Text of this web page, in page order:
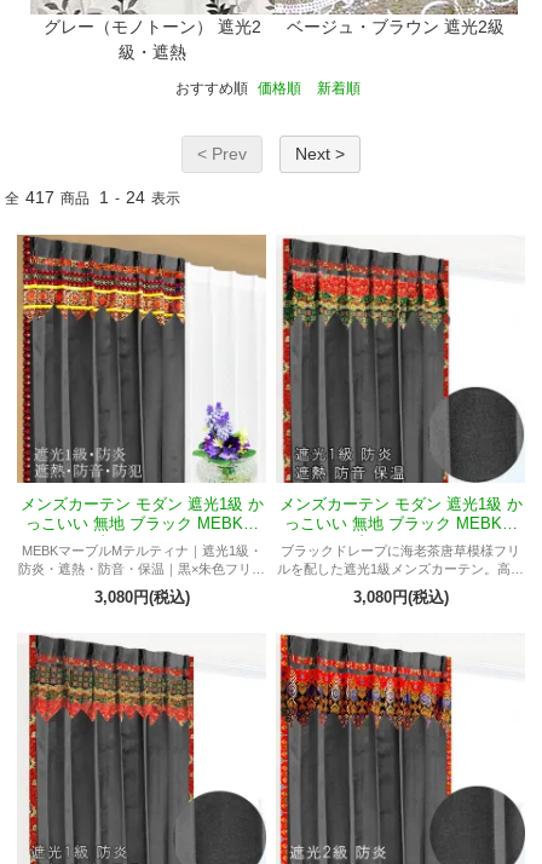
グレー（モノトーン）
遮光2
級・遮熱
ベージュ・ブラウン 遮光2級
おすすめ順 価格順 新着順
< Prev Next >
全 417 商品 1 - 24 表示
メンズカーテン モダン 遮光1級 か
っこいい 無地 ブラック MEBKマ
ーブルMテルティナ
MEBKマーブルMテルティナ｜遮光1級・
防炎・遮熱・防音・保温｜黒×朱色フリル
のミニマルで高級感のあるメンズカーテ
ン
3,080円(税込)
メンズカーテン モダン 遮光1級 か
っこいい 無地 ブラック MEBKマ
ーブルMアラベスク
ブラックドレープに海老茶唐草模様フリ
ルを配した遮光1級メンズカーテン。高機
能でかっこいい男部屋を演出。
3,080円(税込)